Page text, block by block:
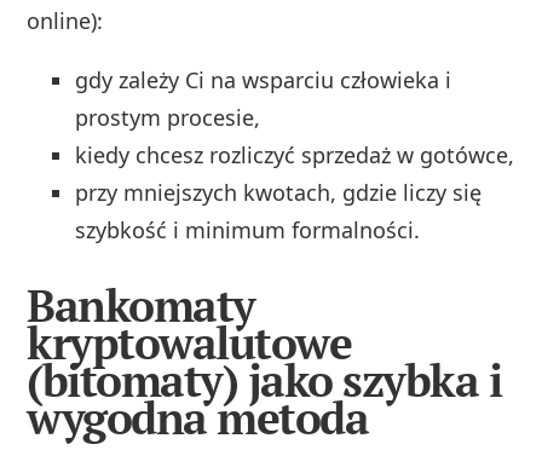
online):
gdy zależy Ci na wsparciu człowieka i
prostym procesie,
kiedy chcesz rozliczyć sprzedaż w gotówce,
przy mniejszych kwotach, gdzie liczy się
szybkość i minimum formalności.
Bankomaty
kryptowalutowe
(bitomaty) jako szybka i
wygodna metoda